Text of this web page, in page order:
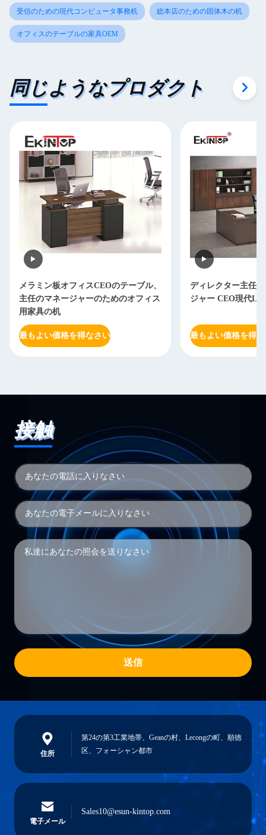
受信のための現代コンピュータ事務机 総本店のための固体木の机
オフィスのテーブルの家具OEM
同じようなプロダクト
メラミン板オフィスCEOのテーブル、
主任のマネージャーのためのオフィス
用家具の机
最もよい価格を得なさい
ディレクター主任
ジャー CEO現代L
最もよい価格を得
接触
送信
住所
第24の第3工業地帯、Geanの村、Lecongの町、順徳
区、フォーシャン都市
電子メール
Sales10@esun-kintop.com